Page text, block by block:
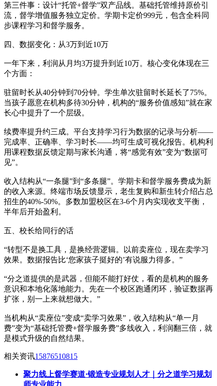
第三件事：设计“托管+督学”双产品线。基础托管维持原价引
流，督学增值服务独立定价。学期卡定价999元，包含全科同
步课程学习和督学服务。
四、数据变化：从3万到近10万
一年下来，利润从月均3万提升到近10万。核心变化体现在三
个方面：
驻留时长从40分钟到70分钟。学生单次驻留时长延长了75%。
当孩子愿意在机构多待30分钟，机构的“服务价值感知”就在家
长心中提升了一个层级。
续费率提升约三成。平台支持学习行为数据的记录与分析——
完成率、正确率、学习时长——均可生成可视化报告。机构利
用课程数据反馈定期与家长沟通，将“感觉有效”变为“数据可
见”。
收入结构从“一条腿”到“多条腿”。学期卡和督学服务费成为新
的收入来源。终端市场反馈显示，老生复购和新生转介绍占总
招生的40%-50%。多数加盟校区在3-6个月内实现收支平衡，
半年后开始盈利。
五、校长给同行的话
“转型不是换工具，是换经营逻辑。以前卖座位，现在卖学习
效果。数据报告比‘您家孩子挺好的’有说服力得多。”
“分之道提供的是武器，但能不能打好仗，看的是机构的服务
意识和本地化落地能力。先在一个校区跑通闭环，验证数据再
扩张，别一上来就想做大。”
当机构从“卖座位”变成“卖学习效果”，收入结构从“单一月
费”变为“基础托管费+督学服务费”多线收入，利润翻三倍，就
是模式升级的自然结果。
相关资讯15876510815
聚力线上督学赛道·锻造专业规划人才｜分之道学习规划
师专业能力